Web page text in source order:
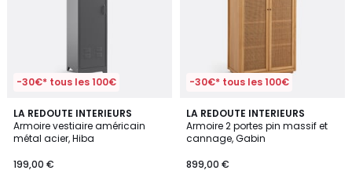
-30€* tous les 100€
LA REDOUTE INTERIEURS
Armoire vestiaire américain
métal acier, Hiba
199,00 €
4
/
5
2
Couleurs
-30€* tous les 100€
LA REDOUTE INTERIEURS
Armoire 2 portes pin massif et
cannage, Gabin
899,00 €
4,6
/ 5